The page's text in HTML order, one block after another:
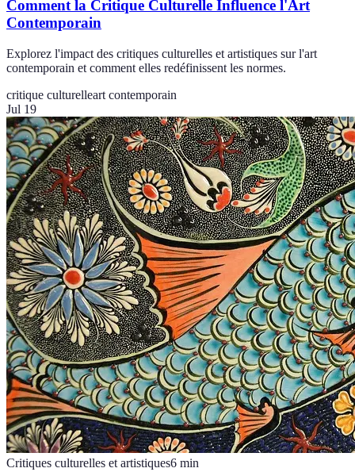
Comment la Critique Culturelle Influence l'Art
Contemporain
Explorez l'impact des critiques culturelles et artistiques sur l'art
contemporain et comment elles redéfinissent les normes.
critique culturelleart contemporain
Jul 19
Critiques culturelles et artistiques6 min